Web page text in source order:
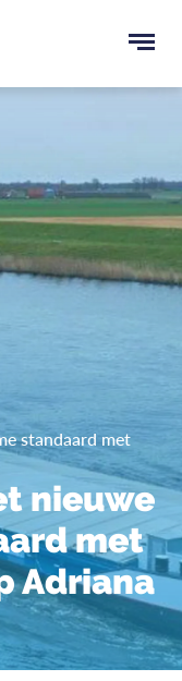
menu
standaard met
nieuwe
met
Adriana